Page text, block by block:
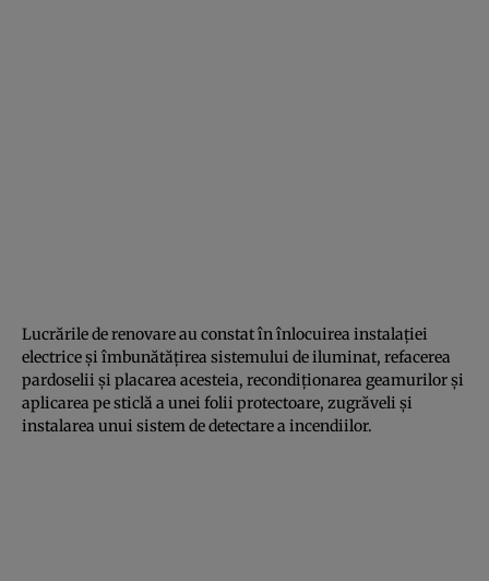
Lucrările de renovare au constat în înlocuirea instalaţiei
electrice şi îmbunătăţirea sistemului de iluminat, refacerea
pardoselii şi placarea acesteia, recondiţionarea geamurilor şi
aplicarea pe sticlă a unei folii protectoare, zugrăveli şi
instalarea unui sistem de detectare a incendiilor.